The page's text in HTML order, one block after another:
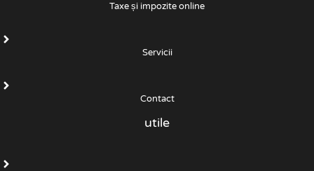
Taxe și impozite online
Servicii
Contact
utile